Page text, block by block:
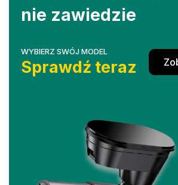
nie zawiedzie
WYBIERZ SWÓJ MODEL
Sprawdź teraz